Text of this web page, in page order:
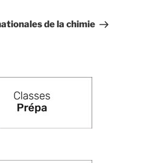
de la chimie